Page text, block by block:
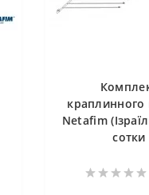
краплинного
Netafim
сотки